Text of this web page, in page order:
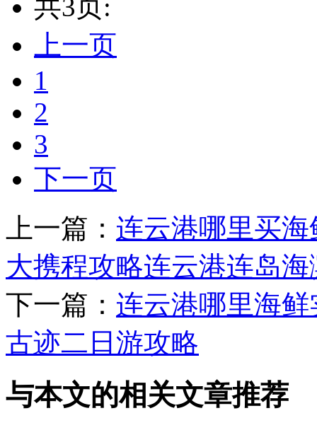
共3页:
上一页
1
2
3
下一页
上一篇： 连云港哪里买
大携程攻略连云港连岛海
下一篇： 连云港哪里海
古迹二日游攻略
与本文的相关文章推荐